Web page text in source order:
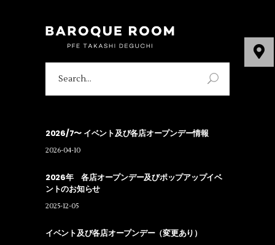
2026/7〜 イベント及び各店オープンデー情報
2026-04-10
2026年 各店オープンデー及びポップアップイベ
ントのお知らせ
2025-12-05
イベント及び各店オープンデー（変更あり）